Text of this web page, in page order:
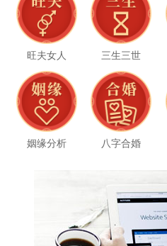
旺夫女人 三生三世
姻缘分析 八字合婚